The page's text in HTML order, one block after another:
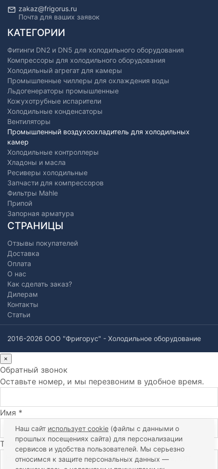
zakaz@frigorus.ru
Почта для ваших заявок
КАТЕГОРИИ
Фитинги DN2 и DN5 для холодильного оборудования
Компрессоры для холодильного оборудования
Холодильный агрегат для камеры
Промышленные чиллеры для охлаждения воды
Льдогенераторы промышленные
Кожухотрубные испарители
Холодильные конденсаторы
Вентиляторы
Промышленный воздухоохладитель для холодильных
камер
Холодильные контроллеры
Хладоны и масла
Ресиверы холодильные
Запчасти для компрессоров
Фильтры Mahle
Припой
Запорная арматура
СТРАНИЦЫ
Отзывы покупателей
Доставка
Оплата
О нас
Как сделать заказ?
Дилерам
Контакты
Статьи
2016-2026 ООО "Фригорус" - Холодильное оборудование
Наш сайт использует cookie (файлы с данными о
прошлых посещениях сайта) для персонализации
сервисов и удобства пользователей. Мы серьезно
относимся к защите персональных данных —
×
Обратный звонок
Оставьте номер, и мы перезвоним в удобное время.
Имя *
Телефон * Комментарий